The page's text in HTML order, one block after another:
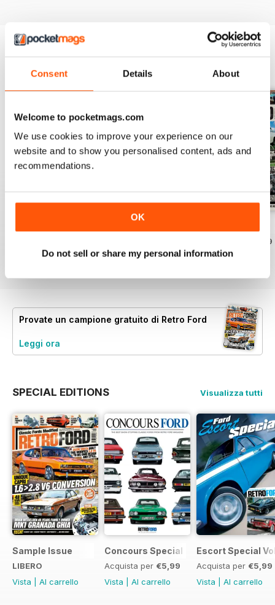
Consent Details About
Welcome to pocketmags.com
We use cookies to improve your experience on our
website and to show you personalised content, ads and
recommendations.
OK
Do not sell or share my personal information
EDIZIONI INDIETRO Visualizza tutti
Al carrello
Vista|Al carrello
€5,99
Vista|Al carrello
Provate un campione gratuito di Retro Ford
Leggi ora
SPECIAL EDITIONS Visualizza tutti
Sample Issue
LIBERO
Vista
Al carrello
Concours Special
Acquista per €5,99
Vista
Al carrello
Escort Special
Acquista per €5,99
Vista
Al carrello